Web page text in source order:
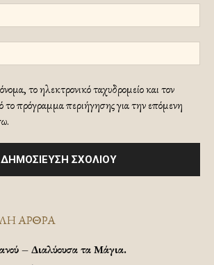
το ηλεκτρονικό ταχυδρομείο και τον
το πρόγραμμα περιήγησης για την επόμενη
ΑΡΘΡΑ
– Διαλύουσα τα Μάγια.